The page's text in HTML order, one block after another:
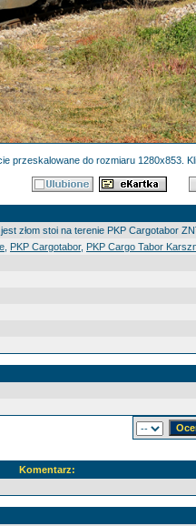
przeskalowane do rozmiaru 1280x853.
złom stoi na terenie PKP Cargotabor
PKP Cargotabor, PKP Cargo Tabor
Komentarz: